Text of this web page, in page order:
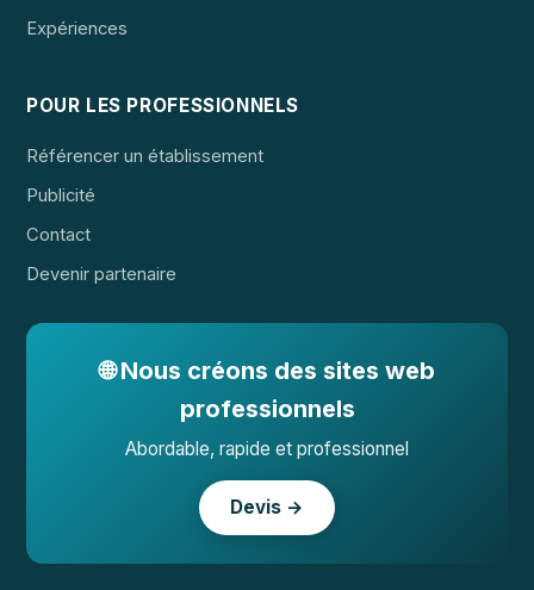
Expériences
POUR LES PROFESSIONNELS
Référencer un établissement
Publicité
Contact
Devenir partenaire
🌐 Nous créons des sites web
professionnels
Abordable, rapide et professionnel
Devis →